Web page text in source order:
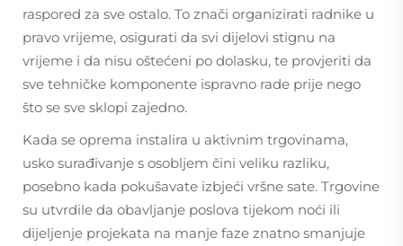
raspored za sve ostalo. To znači organizirati radnike u
pravo vrijeme, osigurati da svi dijelovi stignu na
vrijeme i da nisu oštećeni po dolasku, te provjeriti da
sve tehničke komponente ispravno rade prije nego
što se sve sklopi zajedno.
Kada se oprema instalira u aktivnim trgovinama,
usko surađivanje s osobljem čini veliku razliku,
posebno kada pokušavate izbjeći vršne sate. Trgovine
su utvrdile da obavljanje poslova tijekom noći ili
dijeljenje projekata na manje faze znatno smanjuje